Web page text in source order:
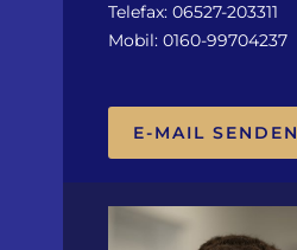
Telefax: 06527-203311
Mobil: 0160-99704237
E-MAIL SENDEN